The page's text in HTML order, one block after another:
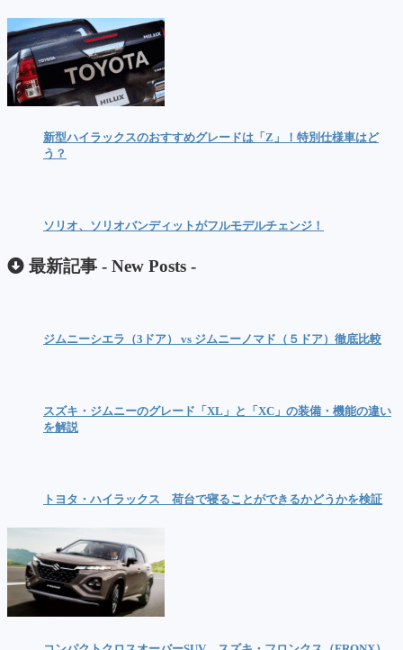
新型ハイラックスのおすすめグレードは「Z」！特別仕様車はど
う？
ソリオ、ソリオバンディットがフルモデルチェンジ！
最新記事 - New Posts -
ジムニーシエラ（3ドア） vs ジムニーノマド（５ドア）徹底比較
スズキ・ジムニーのグレード「XL」と「XC」の装備・機能の違い
を解説
トヨタ・ハイラックス 荷台で寝ることができるかどうかを検証